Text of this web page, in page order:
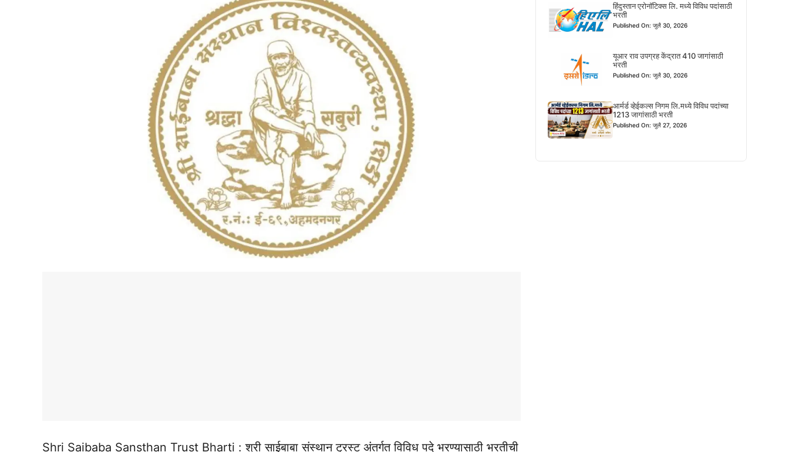
Shri Saibaba Sansthan Trust Bharti : श्री साईबाबा संस्थान ट्रस्ट अंतर्गत विविध पदे भरण्यासाठी भरतीची
हिंदुस्तान एरोनॉटिक्स लि. मध्ये विविध पदांसाठी
भरती
Published On: जुलै 30, 2026
यूआर राव उपग्रह केंद्रात 410 जागांसाठी
भरती
Published On: जुलै 30, 2026
आर्मर्ड व्हेईकल्स निगम लि.मध्ये विविध पदांच्या
1213 जागांसाठी भरती
Published On: जुलै 27, 2026